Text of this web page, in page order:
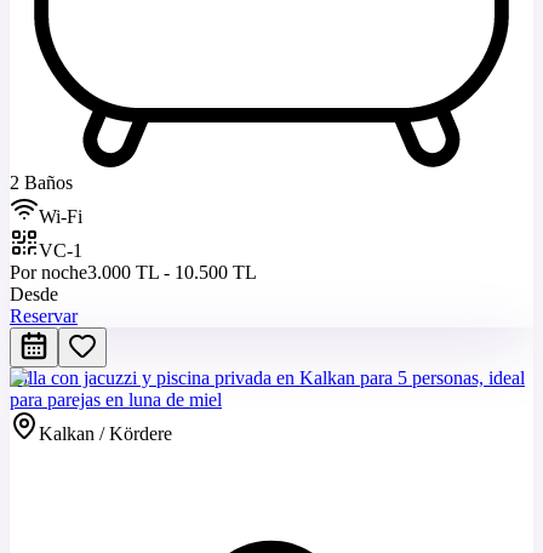
2 Baños
Wi-Fi
VC-1
Por noche3.000 TL - 10.500 TL
Desde
Reservar
Villa con jacuzzi y piscina privada en Kalkan para 5 personas, ideal
para parejas en luna de miel
Kalkan / Kördere